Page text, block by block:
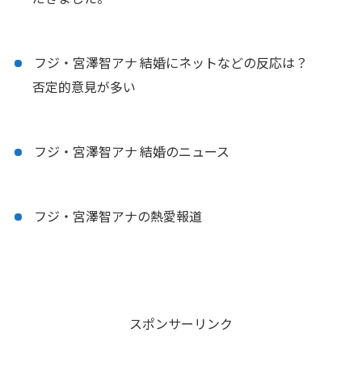
フジ・宮澤智アナ 結婚にネットなどの反応は？
否定的意見が多い
フジ・宮澤智アナ 結婚のニュース
フジ・宮澤智アナの熱愛報道
スポンサーリンク